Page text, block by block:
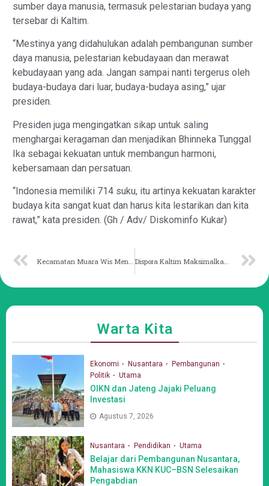
sumber daya manusia, termasuk pelestarian budaya yang
tersebar di Kaltim.
“Mestinya yang didahulukan adalah pembangunan sumber
daya manusia, pelestarian kebudayaan dan merawat
kebudayaan yang ada. Jangan sampai nanti tergerus oleh
budaya-budaya dari luar, budaya-budaya asing,” ujar
presiden.
Presiden juga mengingatkan sikap untuk saling
menghargai keragaman dan menjadikan Bhinneka Tunggal
Ika sebagai kekuatan untuk membangun harmoni,
kebersamaan dan persatuan.
“Indonesia memiliki 714 suku, itu artinya kekuatan karakter
budaya kita sangat kuat dan harus kita lestarikan dan kita
rawat,” kata presiden. (Gh / Adv/ Diskominfo Kukar)
Warta Kita
Ekonomi Nusantara
Pembangunan
Politik
Utama
OIKN dan Jateng Jajaki Peluang
Investasi
Agustus 7, 2026
Nusantara Pendidikan Utama
Belajar dari Pembangunan Nusantara,
Mahasiswa KKN KUC–BSN Selesaikan
Pengabdian